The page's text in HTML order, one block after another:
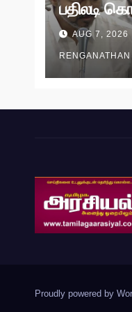
பதிலடி
AUG 7, 2026
RENGANATHAN
Proudly powered by